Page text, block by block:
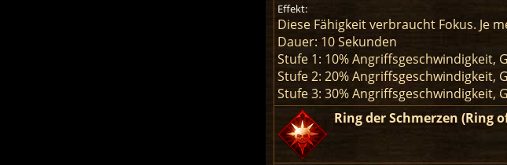
Effekt:
Diese Fähigkeit verbraucht Fokus. Je
Dauer: 10 Sekunden
Stufe 1: 10% Angriffsgeschwindigkeit,
Stufe 2: 20% Angriffsgeschwindigkeit,
Stufe 3: 30% Angriffsgeschwindigkeit,
Ring der Schmerzen (Ring